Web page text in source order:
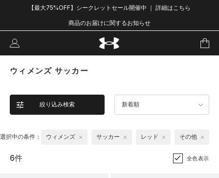
【最大75%OFF】シークレットセール開催中 ｜ 詳細はこちら
商品のお届けに関するお知らせ
ウィメンズ サッカー
絞り込み検索 新着順
選択中の条件： ウィメンズ サッカー レッド その他
6件 全色表示